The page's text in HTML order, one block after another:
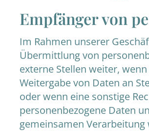
Empfänger von
Im Rahmen unserer
Übermittlung von
externe Stellen weiter,
Weitergabe von Daten an
oder wenn eine sonstige
personenbezogene Daten
gemeinsamen